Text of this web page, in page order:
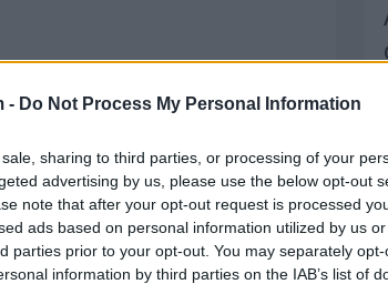
- Do Not Process My Personal Information
sharing to third parties, or processing of your
advertising by us, please use the below opt-out
note that after your opt-out request is processed
ads based on personal information utilized by us
parties prior to your opt-out. You may separately
information by third parties on the IAB’s list of